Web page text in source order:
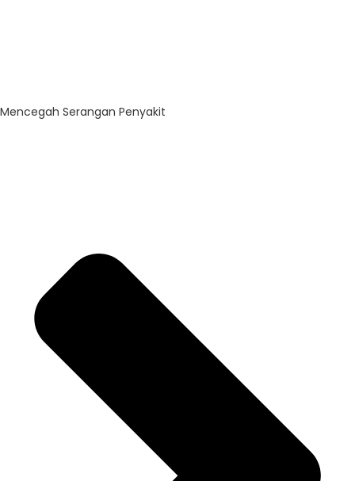
Mencegah Serangan Penyakit